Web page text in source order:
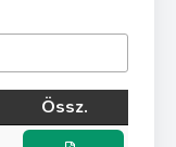
Össz.